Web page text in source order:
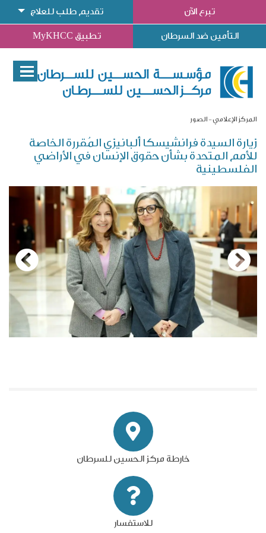
تبرع الآن تقديم طلب للعلاج
التأمين ضد السرطان تطبيق MyKHCC
المركز الإعلامي الصور
زيارة السيدة فرانشيسكا ألبانيزي المُقررة الخاصة
للأمم المتحدة بشأن حقوق الإنسان في الأراضي
الفلسطينية
خارطة مركز الحسين للسرطان
للاستفسار